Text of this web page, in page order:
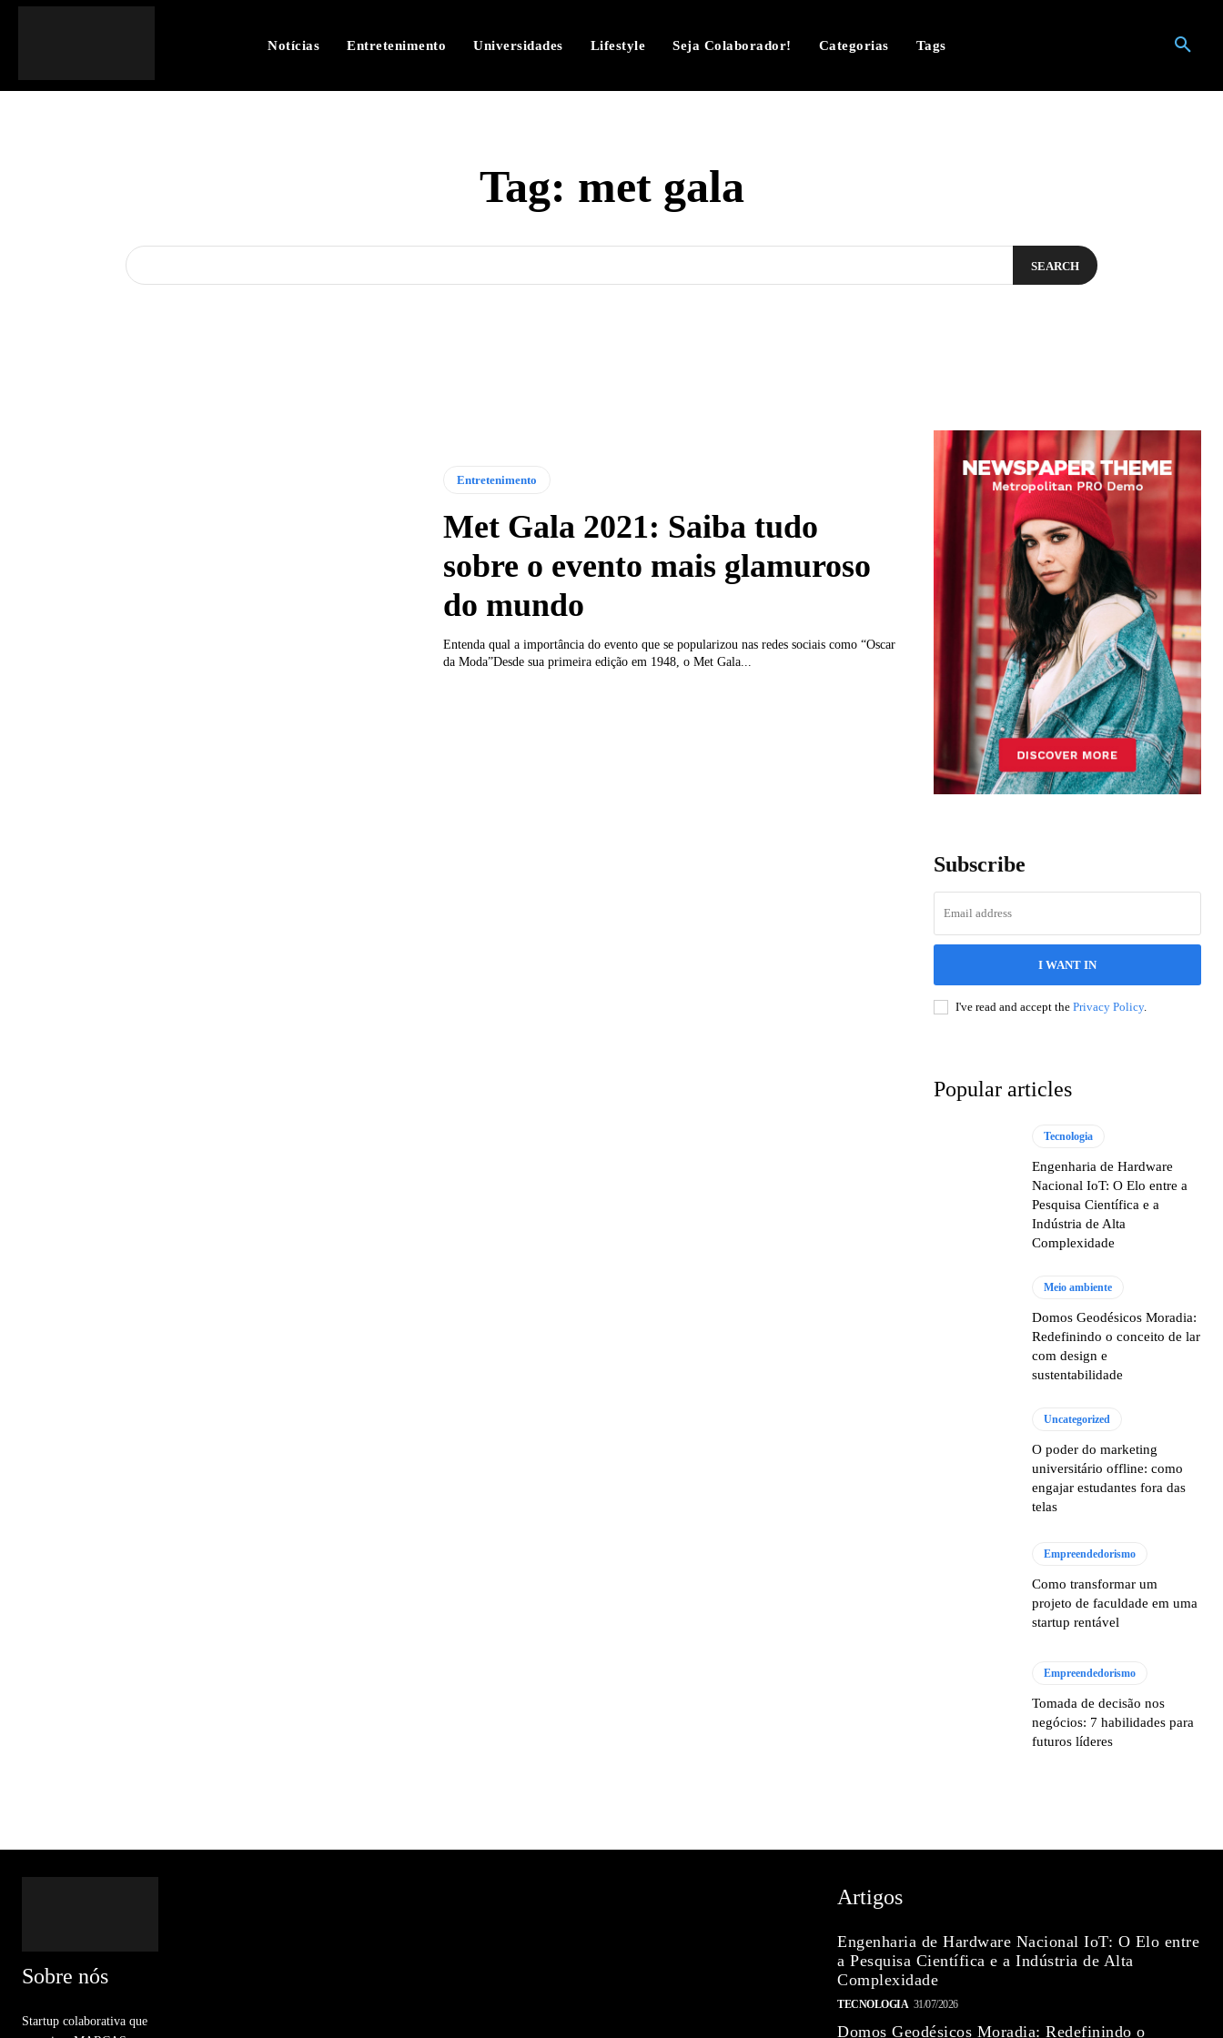
Notícias Entretenimento Universidades Lifestyle Seja Colaborador! Categorias Tags
Tag: met gala
SEARCH
Entretenimento
Met Gala 2021: Saiba tudo
sobre o evento mais glamuroso
do mundo
Entenda qual a importância do evento que se popularizou nas redes sociais como “Oscar
da Moda”Desde sua primeira edição em 1948, o Met Gala...
Subscribe
I WANT IN
I've read and accept the Privacy Policy.
Popular articles
Tecnologia
Engenharia de Hardware
Nacional IoT: O Elo entre a
Pesquisa Científica e a
Indústria de Alta
Complexidade
Meio ambiente
Domos Geodésicos Moradia:
Redefinindo o conceito de lar
com design e
sustentabilidade
Uncategorized
O poder do marketing
universitário offline: como
engajar estudantes fora das
telas
Empreendedorismo
Como transformar um
projeto de faculdade em uma
startup rentável
Empreendedorismo
Tomada de decisão nos
negócios: 7 habilidades para
futuros líderes
Sobre nós
Startup colaborativa que
Artigos
Engenharia de Hardware Nacional IoT: O Elo entre
a Pesquisa Científica e a Indústria de Alta
Complexidade
TECNOLOGIA 31/07/2026
Domos Geodésicos Moradia: Redefinindo o